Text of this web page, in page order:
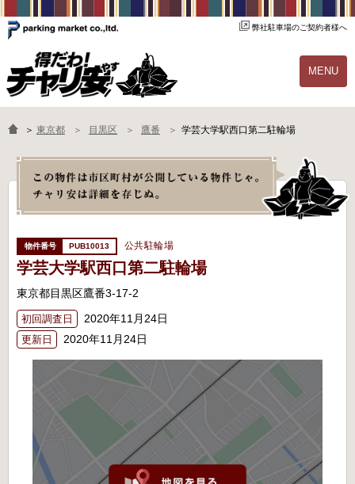
弊社駐車場のご契約者様へ
MENU
物件一覧 ご契約の流れ
よくあるご質問 駐輪場オーナー様へ
＞ 東京都 目黒区 鷹番 学芸大学駅西口第二駐輪場
PUB10013 公共駐輪場
学芸大学駅西口第二駐輪場
東京都目黒区鷹番3-17-2
初回調査日 2020年11月24日
更新日 2020年11月24日